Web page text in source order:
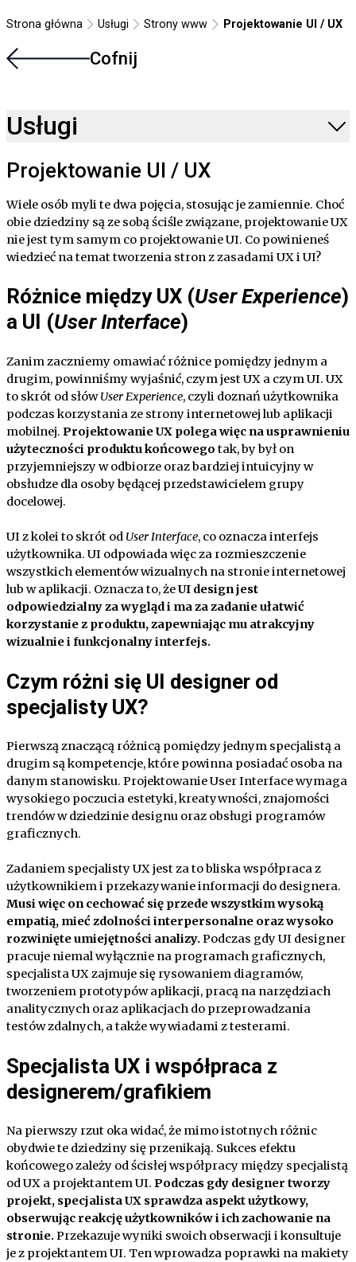
Strona główna Usługi Strony www Projektowanie UI / UX
Cofnij
Usługi
Projektowanie UI / UX
Wiele osób myli te dwa pojęcia, stosując je zamiennie. Choć
obie dziedziny są ze sobą ściśle związane, projektowanie UX
nie jest tym samym co projektowanie UI. Co powinieneś
wiedzieć na temat tworzenia stron z zasadami UX i UI?
Różnice między UX (User Experience)
a UI (User Interface)
Zanim zaczniemy omawiać różnice pomiędzy jednym a
drugim, powinniśmy wyjaśnić, czym jest UX a czym UI. UX
to skrót od słówUser Experience, czyli doznań użytkownika
podczas korzystania ze strony internetowej lub aplikacji
mobilnej. Projektowanie UX polega więc na usprawnieniu
użyteczności produktu końcowego tak, by był on
przyjemniejszy w odbiorze oraz bardziej intuicyjny w
obsłudze dla osoby będącej przedstawicielem grupy
docelowej.
UI z kolei to skrót od User Interface, co oznacza interfejs
użytkownika. UI odpowiada więc za rozmieszczenie
wszystkich elementów wizualnych na stronie internetowej
lub w aplikacji. Oznacza to, żeUI design jest
odpowiedzialny za wygląd i ma za zadanie ułatwić
korzystanie z produktu, zapewniając mu atrakcyjny
wizualnie i funkcjonalny interfejs.
Czym różni się UI designer od
specjalisty UX?
Pierwszą znaczącą różnicą pomiędzy jednym specjalistą a
drugim są kompetencje, które powinna posiadać osoba na
danym stanowisku. Projektowanie User Interface wymaga
wysokiego poczucia estetyki, kreatywności, znajomości
trendów w dziedzinie designu oraz obsługi programów
graficznych.
Zadaniem specjalisty UX jest za to bliska współpraca z
użytkownikiem i przekazywanie informacji do designera.
Musi więc on cechować się przede wszystkim wysoką
empatią, mieć zdolności interpersonalne oraz wysoko
rozwinięte umiejętności analizy.Podczas gdy UI designer
pracuje niemal wyłącznie na programach graficznych,
specjalista UX zajmuje się rysowaniem diagramów,
tworzeniem prototypów aplikacji, pracą na narzędziach
analitycznych oraz aplikacjach do przeprowadzania
testów zdalnych, a także wywiadami z testerami.
Specjalista UX i współpraca z
designerem/grafikiem
Na pierwszy rzut oka widać, że mimo istotnych różnic
obydwie te dziedziny się przenikają. Sukces efektu
końcowego zależy od ścisłej współpracy między specjalistą
od UX a projektantem UI. Podczas gdy designer tworzy
projekt, specjalista UX sprawdza aspekt użytkowy,
obserwując reakcję użytkowników i ich zachowanie na
stronie.Przekazuje wyniki swoich obserwacji i konsultuje
je z projektantem UI. Ten wprowadza poprawki na makiety